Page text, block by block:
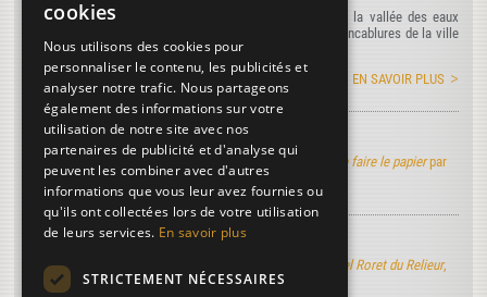
Rendez-nous visite tout au long de l'année au creux de la vallée des eaux
claires à Puymoyen au coeur de la Charente à quelques encablures de la ville
d'Angoulême...
EN SAVOIR PLUS
Art de faire le papier
Découvrez la version électronique de l'ouvrage Art de faire le papierpar
M. de Lalande
Manuel Roret du Relieur
Découvrez la version électronique du nouveau Manuel Roret du Relieur,
l'ouvrage de référence dans l'univers de la reliure...
cookies
Nous utilisons des cookies pour
personnaliser le contenu, les publicités et
analyser notre trafic. Nous partageons
également des informations sur votre
utilisation de notre site avec nos
partenaires de publicité et d'analyse qui
peuvent les combiner avec d'autres
informations que vous leur avez fournies ou
qu'ils ont collectées lors de votre utilisation
de leurs services. En savoir plus
STRICTEMENT NÉCESSAIRES